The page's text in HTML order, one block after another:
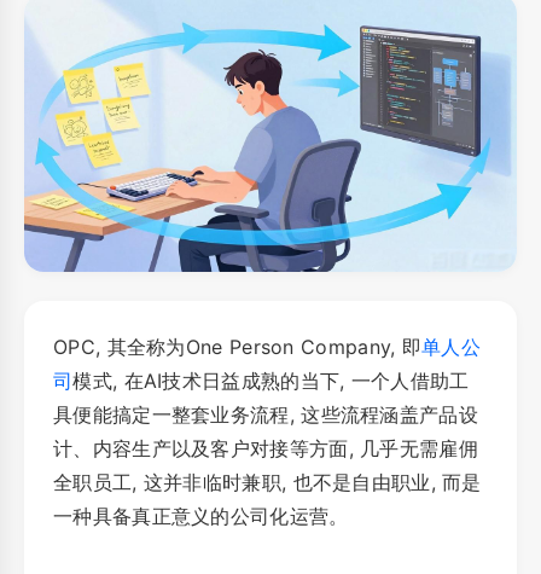
OPC, 其全称为One Person Company, 即单人公
司模式, 在AI技术日益成熟的当下, 一个人借助工
具便能搞定一整套业务流程, 这些流程涵盖产品设
计、内容生产以及客户对接等方面, 几乎无需雇佣
全职员工, 这并非临时兼职, 也不是自由职业, 而是
一种具备真正意义的公司化运营。